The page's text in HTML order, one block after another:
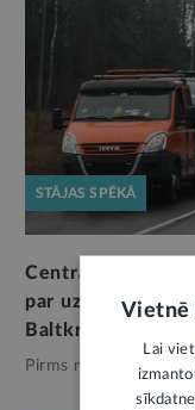
STĀJAS SPĒKĀ
Centrālā
par
Baltkrieviju
Pirms mēneša,
Vietnē
Lai